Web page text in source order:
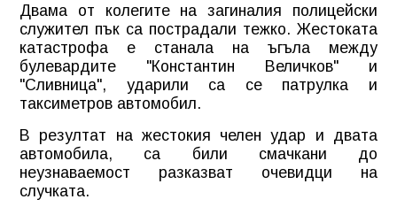
Двама от колегите на загиналия полицейски
служител пък са пострадали тежко. Жестоката
катастрофа е станала на ъгъла между
булевардите "Константин Величков" и
"Сливница", ударили са се патрулка и
таксиметров автомобил.
В резултат на жестокия челен удар и двата
автомобила, са били смачкани до
неузнаваемост разказват очевидци на
случката.